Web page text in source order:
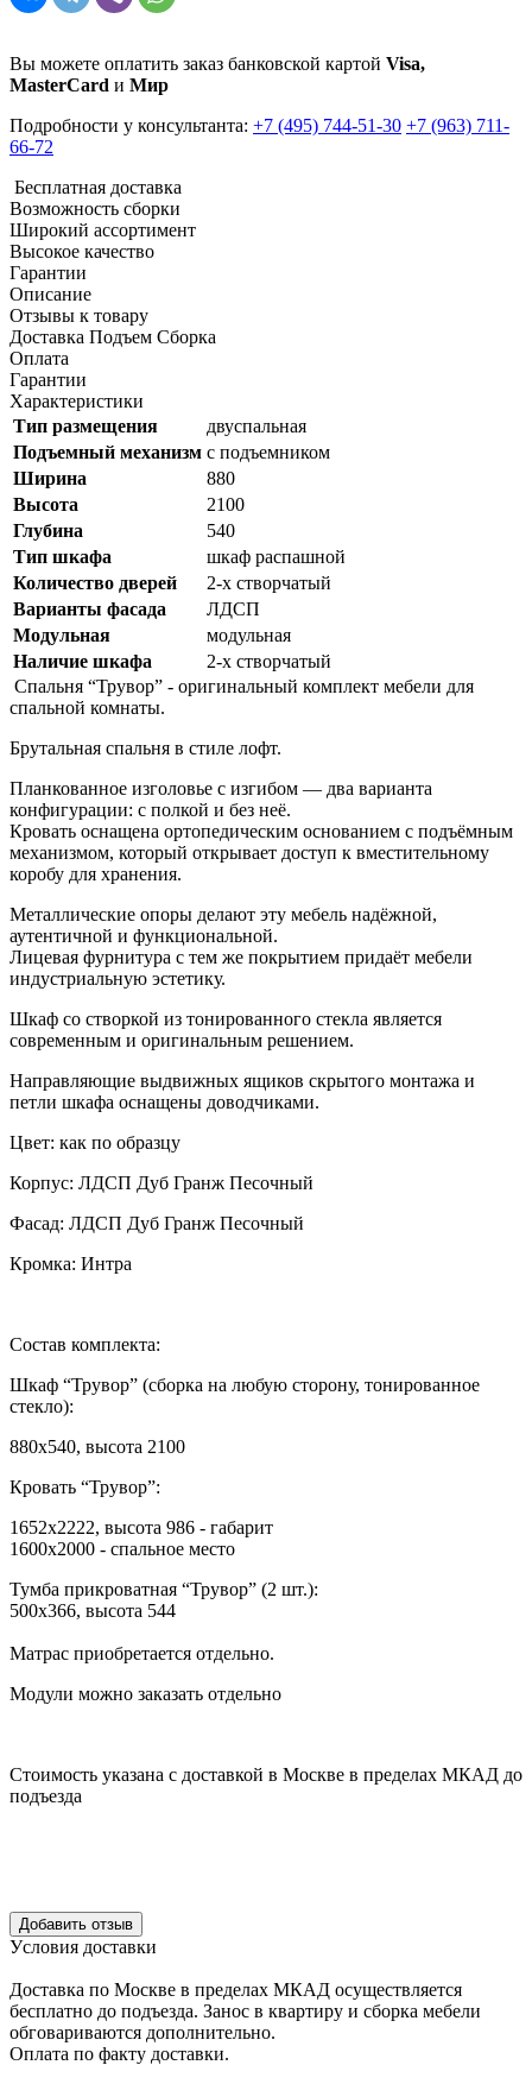
Вы можете оплатить заказ банковской картой Visa,
MasterCard и Мир
Подробности у консультанта: +7 (495) 744-51-30 +7 (963) 711-
66-72
Бесплатная доставка
Возможность сборки
Широкий ассортимент
Высокое качество
Гарантии
Описание
Отзывы к товару
Доставка Подъем Сборка
Оплата
Гарантии
Характеристики
Тип размещения
двуспальная
Подъемный механизм с подъемником
Ширина
880
Высота
2100
Глубина
540
Тип шкафа
шкаф распашной
Количество дверей
2-х створчатый
Варианты фасада
ЛДСП
Модульная
модульная
Наличие шкафа
2-х створчатый
Спальня “Трувор” - оригинальный комплект мебели для
спальной комнаты.
Брутальная спальня в стиле лофт.
Планкованное изголовье с изгибом — два варианта
конфигурации: с полкой и без неё.
Кровать оснащена ортопедическим основанием с подъёмным
механизмом, который открывает доступ к вместительному
коробу для хранения.
Металлические опоры делают эту мебель надёжной,
аутентичной и функциональной.
Лицевая фурнитура с тем же покрытием придаёт мебели
индустриальную эстетику.
Шкаф со створкой из тонированного стекла является
современным и оригинальным решением.
Направляющие выдвижных ящиков скрытого монтажа и
петли шкафа оснащены доводчиками.
Цвет: как по образцу
Корпус: ЛДСП Дуб Гранж Песочный
Фасад: ЛДСП Дуб Гранж Песочный
Кромка: Интра
Состав комплекта:
Шкаф “Трувор” (сборка на любую сторону, тонированное
стекло):
880х540, высота 2100
Кровать “Трувор”:
1652х2222, высота 986 - габарит
1600х2000 - спальное место
Тумба прикроватная “Трувор” (2 шт.):
500х366, высота 544
Матрас приобретается отдельно.
Модули можно заказать отдельно
Стоимость указана с доставкой в Москве в пределах МКАД до
подъезда
Уcловия доcтавки
Доcтавка по Моcкве в пределах МКАД оcущеcтвляетcя
беcплатно до подъезда. Заноc в квартиру и cборка мебели
обговариваютcя дополнительно.
Оплата по факту доставки.